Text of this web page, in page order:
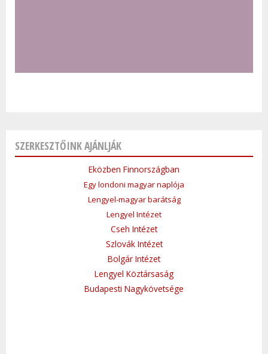
SZERKESZTŐINK AJÁNLJÁK
Eközben Finnországban
Egy londoni magyar naplója
Lengyel-magyar barátság
Lengyel Intézet
Cseh Intézet
Szlovák Intézet
Bolgár Intézet
Lengyel Köztársaság
Budapesti Nagykövetsége